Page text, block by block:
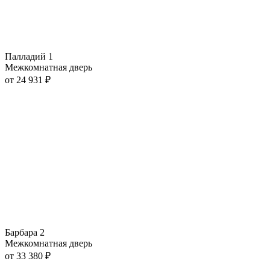
Палладий 1
Межкомнатная дверь
от 24 931 ₽
Барбара 2
Межкомнатная дверь
от 33 380 ₽